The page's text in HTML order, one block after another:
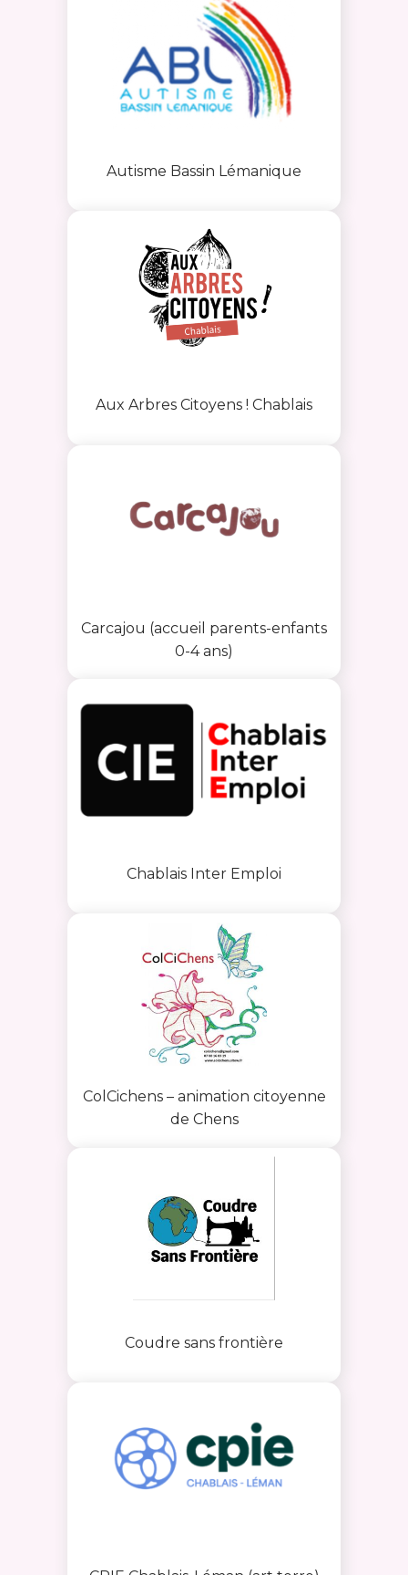
Autisme Bassin Lémanique
Aux Arbres Citoyens ! Chablais
Carcajou (accueil parents-enfants
0-4 ans)
Chablais Inter Emploi
ColCichens – animation citoyenne
de Chens
Coudre sans frontière